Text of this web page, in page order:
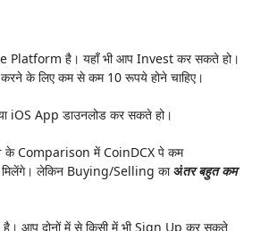
Platform है। यहाँ भी आप Invest कर सकते हो।
के लिए कम से कम 10 रूपये होने चाहिए।
iOS App डाउनलोड कर सकते हो।
Comparison में CoinDCX पे कम
लेकिन Buying/Selling काअंतर बहुत कम
आप दोनों में से किसी में भी Sign Up कर सकते